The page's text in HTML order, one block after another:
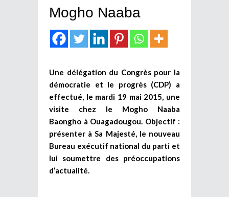
Mogho Naaba
Une délégation du Congrès pour la
démocratie et le progrès (CDP) a
effectué, le mardi 19 mai 2015, une
visite chez le Mogho Naaba
Baongho à Ouagadougou. Objectif :
présenter à Sa Majesté, le nouveau
Bureau exécutif national du parti et
lui soumettre des préoccupations
d’actualité.